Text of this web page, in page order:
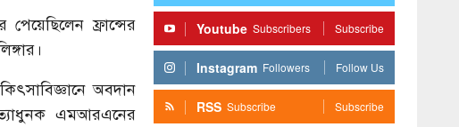
ফ্রান্সের
অবদান
এমআরএনের
Youtube Subscribers Subscribe
Instagram Followers Follow Us
RSS Subscribe Subscribe